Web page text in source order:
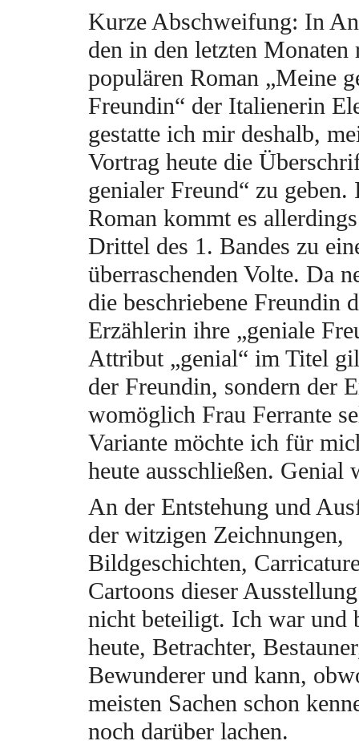
Kurze Abschweifung: In
den in den letzten Monaten
populären Roman „Meine
Freundin“ der Italienerin
gestatte ich mir deshalb,
Vortrag heute die
genialer Freund“ zu geben.
Roman kommt es
Drittel des 1. Bandes zu
überraschenden Volte. Da
die beschriebene Freundin
Erzählerin ihre „geniale
Attribut „genial“ im Titel
der Freundin, sondern der
womöglich Frau Ferrante
Variante möchte ich für
heute ausschließen. Genial
An der Entstehung und
der witzigen Zeichnungen,
Bildgeschichten,
Cartoons dieser
nicht beteiligt. Ich war und
heute, Betrachter,
Bewunderer und kann,
meisten Sachen schon
noch darüber lachen.